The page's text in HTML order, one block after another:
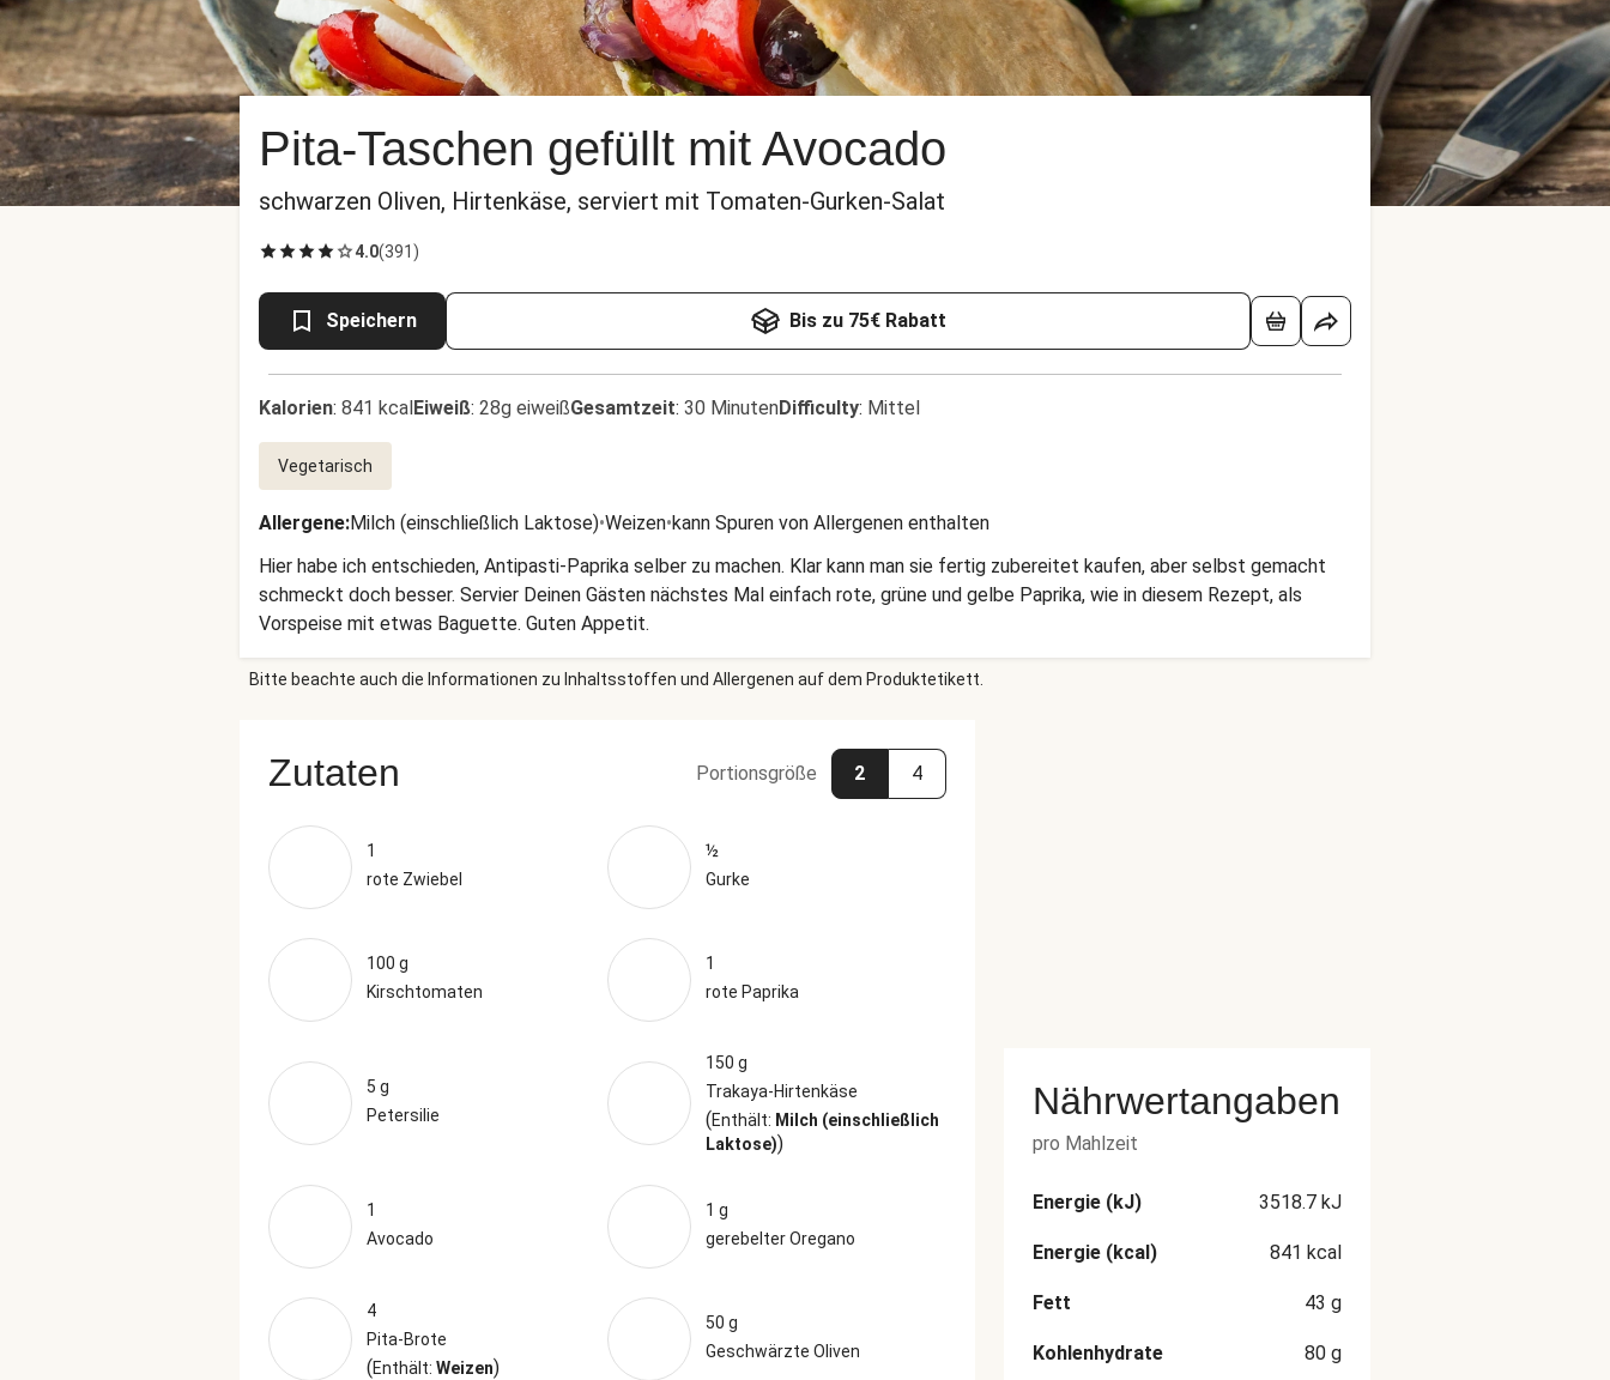
Pita-Taschen gefüllt mit Avocado
schwarzen Oliven, Hirtenkäse, serviert mit Tomaten-Gurken-Salat
4.0(391 )
Speichern Bis zu 75€ Rabatt
Kalorien: 841 kcalEiweiß: 28g eiweißGesamtzeit: 30 MinutenDifficulty: Mittel
Vegetarisch
Allergene:Milch (einschließlich Laktose)•Weizen•kann Spuren von Allergenen enthalten
Hier habe ich entschieden, Antipasti-Paprika selber zu machen. Klar kann man sie fertig zubereitet kaufen, aber selbst gemacht
schmeckt doch besser. Servier Deinen Gästen nächstes Mal einfach rote, grüne und gelbe Paprika, wie in diesem Rezept, als
Vorspeise mit etwas Baguette. Guten Appetit.
Bitte beachte auch die Informationen zu Inhaltsstoffen und Allergenen auf dem Produktetikett.
Zutaten Portionsgröße 2 4
1
rote Zwiebel
½
Gurke
100 g
Kirschtomaten
1
rote Paprika
5 g
Petersilie
150 g
Trakaya-Hirtenkäse
(Enthält: Milch (einschließlich
Laktose))
1
Avocado
1 g
gerebelter Oregano
4
Pita-Brote
(Enthält: Weizen)
50 g
Geschwärzte Oliven
Nährwertangaben
pro Mahlzeit
Energie (kJ) 3518.7 kJ
Energie (kcal) 841 kcal
Fett 43 g
Kohlenhydrate 80 g